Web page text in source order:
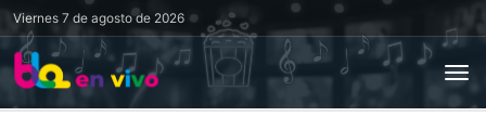
Viernes 7 de agosto de 2026